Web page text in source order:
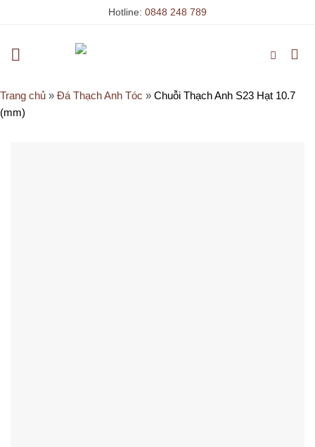
Hotline: 0848 248 789
Trang chủ » Đá Thạch Anh Tóc » Chuỗi Thạch Anh S23 Hạt 10.7
(mm)